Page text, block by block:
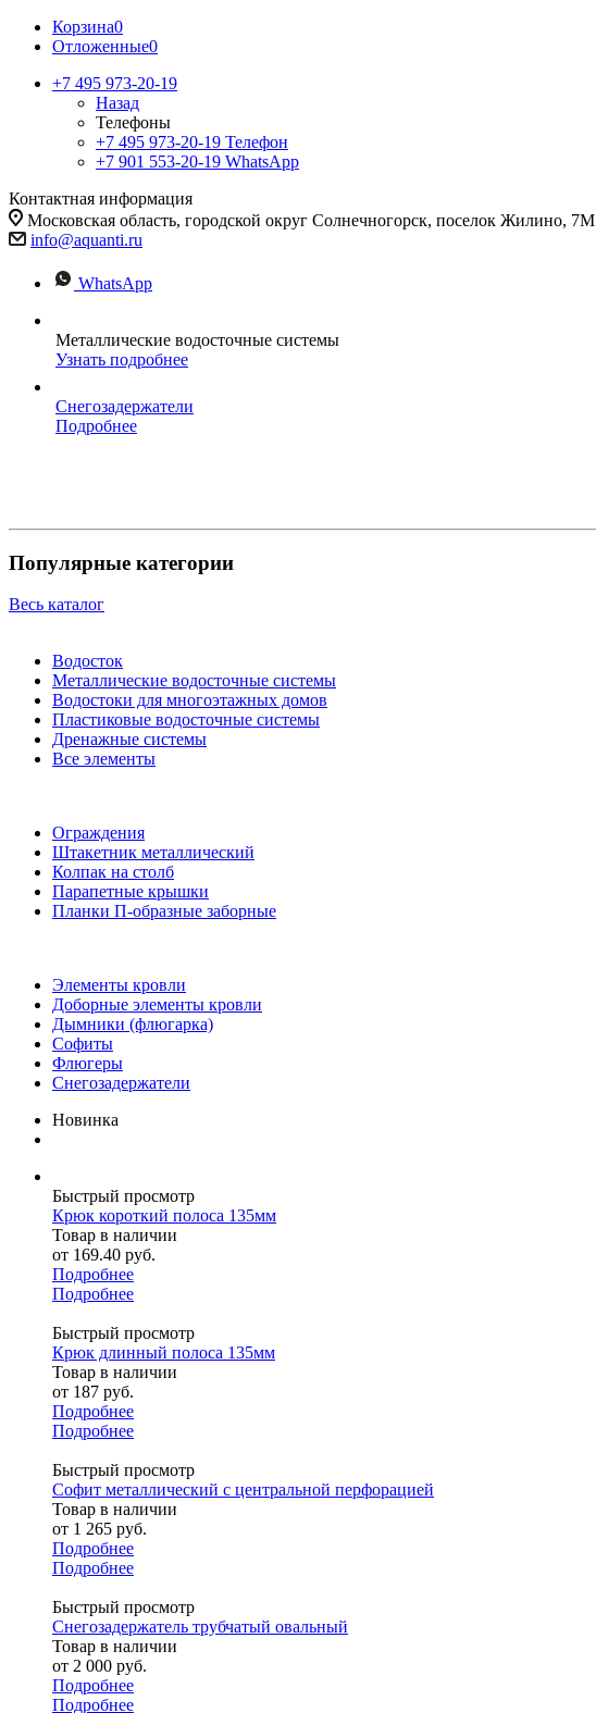
Корзина0
Отложенные0
+7 495 973-20-19
Назад
Телефоны
+7 495 973-20-19 Телефон
+7 901 553-20-19 WhatsApp
Контактная информация
Московская область, городской округ Солнечногорск, поселок Жилино, 7М
info@aquanti.ru
WhatsApp
Металлические водосточные системы
Узнать подробнее
Снегозадержатели
Подробнее
Популярные категории
Весь каталог
Водосток
Металлические водосточные системы
Водостоки для многоэтажных домов
Пластиковые водосточные системы
Дренажные системы
Все элементы
Ограждения
Штакетник металлический
Колпак на столб
Парапетные крышки
Планки П-образные заборные
Элементы кровли
Доборные элементы кровли
Дымники (флюгарка)
Софиты
Флюгеры
Снегозадержатели
Новинка
Быстрый просмотр
Крюк короткий полоса 135мм
Товар в наличии
от 169.40 руб.
Подробнее
Подробнее
Быстрый просмотр
Крюк длинный полоса 135мм
Товар в наличии
от 187 руб.
Подробнее
Подробнее
Быстрый просмотр
Софит металлический с центральной перфорацией
Товар в наличии
от 1 265 руб.
Подробнее
Подробнее
Быстрый просмотр
Снегозадержатель трубчатый овальный
Товар в наличии
от 2 000 руб.
Подробнее
Подробнее